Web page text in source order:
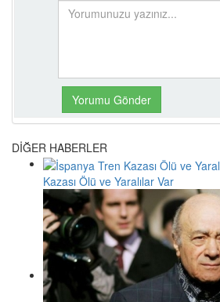
DİĞER HABERLER
Kazası Ölü ve Yaralılar Var